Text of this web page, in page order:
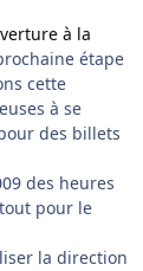
à la
étape
cette
à se
des billets
des heures
pour le
la direction